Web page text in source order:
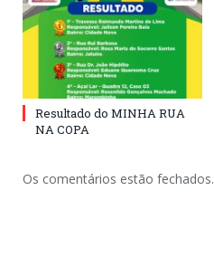
Resultado do MINHA RUA
NA COPA
Os comentários estão fechados.